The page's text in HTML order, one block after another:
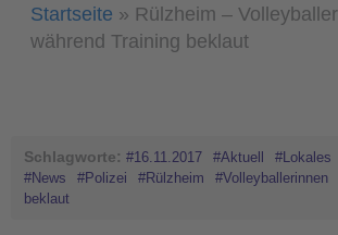
Startseite » Rülzheim –
während Training beklaut
Schlagworte: #16.11.2017 #Aktuell #Lokales
#News
#Polizei #Rülzheim #Volleyballerinnen
beklaut